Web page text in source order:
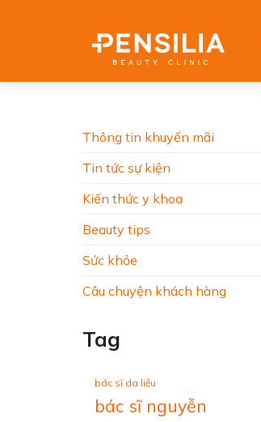
Thông tin khuyến mãi
Tin tức sự kiện
Kiến thức y khoa
Beauty tips
Sức khỏe
Câu chuyện khách hàng
Tag
bác sĩ da liễu
bác sĩ nguyễn